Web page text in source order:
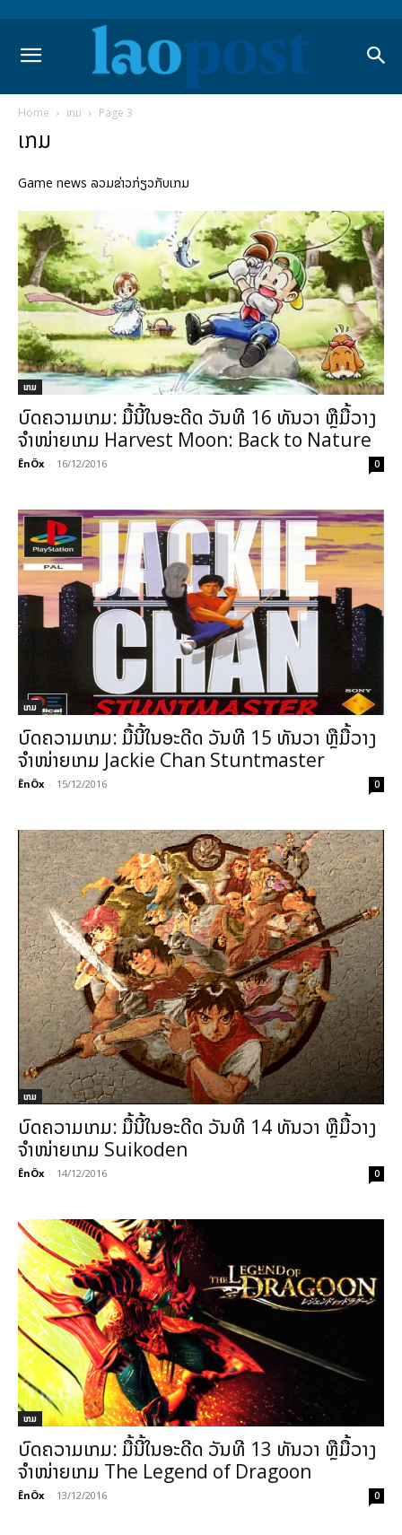
Home ເກມ Page 3
ເກມ
Game news ລວມຂ່າວກ່ຽວກັບເກມ
ເກມ
ບົດຄວາມເກມ: ມື້ນີ້ໃນອະດີດ ວັນທີ 16 ທັນວາ ຫຼືມື້ວາງ
ຈຳໜ່າຍເກມ Harvest Moon: Back to Nature
ÊnÖx - 16/12/2016 0
ເກມ
ບົດຄວາມເກມ: ມື້ນີ້ໃນອະດີດ ວັນທີ 15 ທັນວາ ຫຼືມື້ວາງ
ຈຳໜ່າຍເກມ Jackie Chan Stuntmaster
ÊnÖx - 15/12/2016 0
ເກມ
ບົດຄວາມເກມ: ມື້ນີ້ໃນອະດີດ ວັນທີ 14 ທັນວາ ຫຼືມື້ວາງ
ຈຳໜ່າຍເກມ Suikoden
ÊnÖx - 14/12/2016 0
ເກມ
ບົດຄວາມເກມ: ມື້ນີ້ໃນອະດີດ ວັນທີ 13 ທັນວາ ຫຼືມື້ວາງ
ຈຳໜ່າຍເກມ The Legend of Dragoon
ÊnÖx - 13/12/2016 0